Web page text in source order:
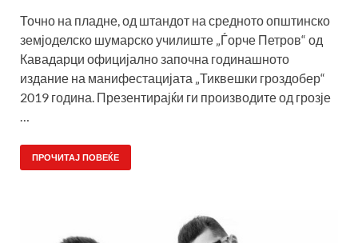
Точно на пладне, од штандот на средното општинско
земјоделско шумарско училиште „Ѓорче Петров“ од
Кавадарци официјално започна годинашното
издание на манифестацијата „Тиквешки гроздобер“
2019 година. Презентирајќи ги производите од грозје
ПРОЧИТАЈ ПОВЕЌЕ